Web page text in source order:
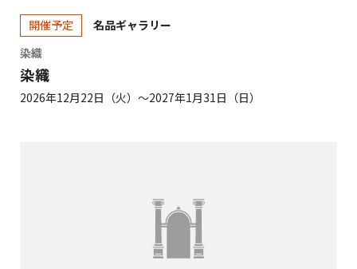
開催予定
名品ギャラリー
染織
染織
2026年12月22日（火）～2027年1月31日（日）